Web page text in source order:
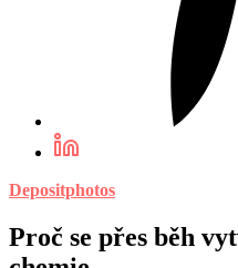
Depositphotos
Proč se přes běh